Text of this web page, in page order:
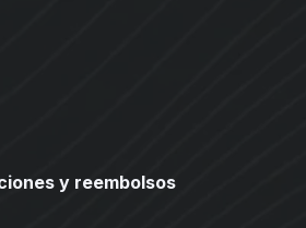
y reembolsos